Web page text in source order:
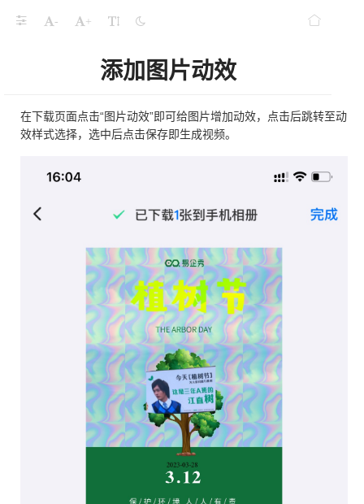
- +
添加图片动效
在下载页面点击“图片动效”即可给图片增加动效，点击后跳转至动
效样式选择，选中后点击保存即生成视频。